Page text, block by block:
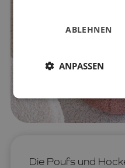
Die Poufs und
ABLEHNEN
ANPASSEN